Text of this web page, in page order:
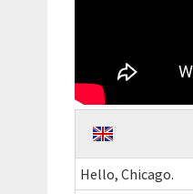
Hello, Chicago.